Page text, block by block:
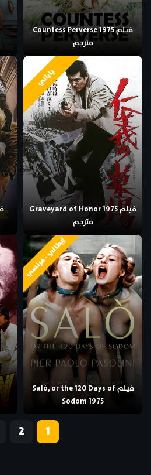
فيلم Countess Perverse 1975
مترجم
ياباني
فيلم Graveyard of Honor 1975
مترجم
إيطالي - فرنسي
فيلم Salò, or the 120 Days of
Sodom 1975
1
2